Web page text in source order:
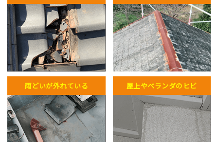
雨どいが外れている 屋上やベランダのヒビ